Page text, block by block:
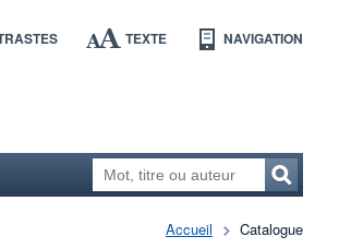
TEXTE NAVIGATION
Accueil Catalogue